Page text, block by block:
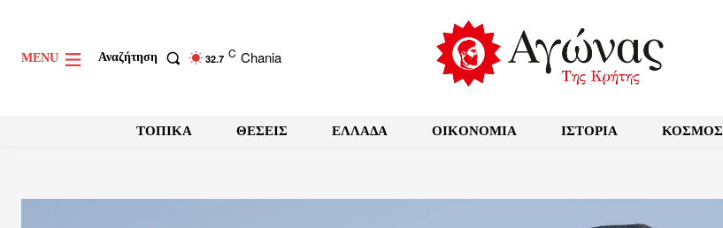
MENU Αναζήτηση 32.7 C Chania
ΤΟΠΙΚΑ ΘΕΣΕΙΣ ΕΛΛΑΔΑ OIKONOMIA ΙΣΤΟΡΙΑ ΚΟΣΜΟΣ